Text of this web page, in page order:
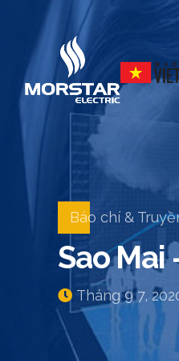
Báo chí &
Sao
Tháng 9 7,